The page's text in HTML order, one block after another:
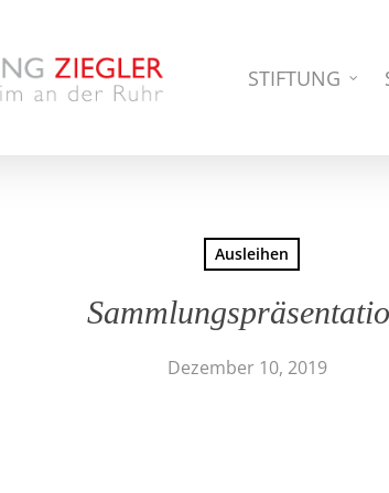
STIFTUNG
Ausleihen
Dezember 10, 2019